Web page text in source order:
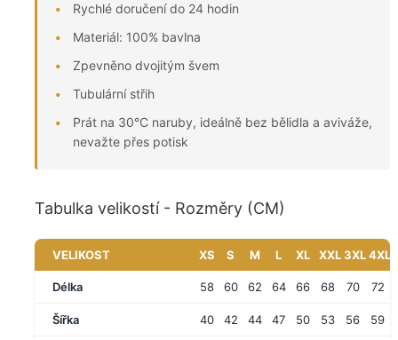
Rychlé doručení do 24 hodin
Materiál: 100% bavlna
Zpevněno dvojitým švem
Tubulární střih
Prát na 30°C naruby, ideálně bez bělidla a aviváže,
nevažte přes potisk
Tabulka velikostí - Rozměry (CM)
VELIKOST XS S M L XL XXL3XL4XL
Délka 58 60 62 64 66 68 70 72
Šířka 40 42 44 47 50 53 56 59